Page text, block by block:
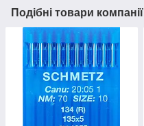
Подібні товари компанії